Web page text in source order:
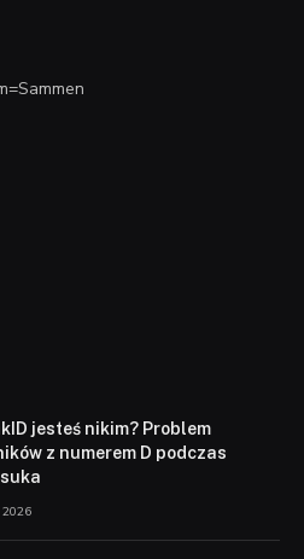
jesteś nikim? Problem
z numerem D podczas
2026